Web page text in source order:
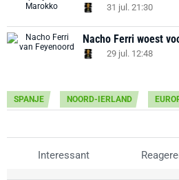
31 jul. 21:30
Nacho Ferri woest
29 jul. 12:48
SPANJE NOORD-IERLAND
Interessant